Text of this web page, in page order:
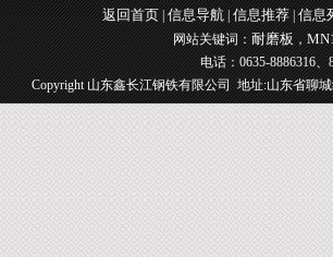
返回首页|信息导航|信息推荐|信息
网站关键词：耐磨板，
电话：0635-8886316
Copyright 山东鑫长江钢铁有限公司 地址:山东省聊